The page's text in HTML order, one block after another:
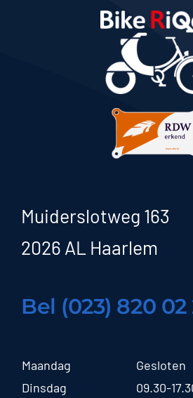
Muiderslotweg 163
2026 AL Haarlem
Bel (023) 820 02
Maandag
Gesloten
Dinsdag
09.30-